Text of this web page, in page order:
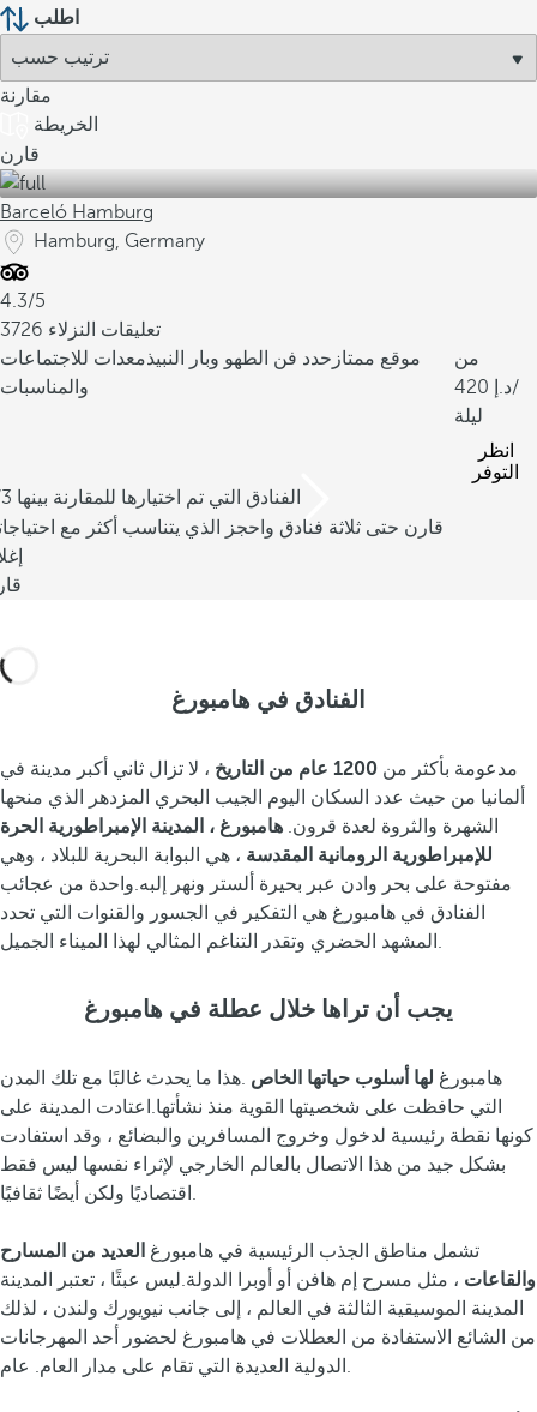
اطلب
مقارنة
الخريطة
قارن
Barceló Hamburg
Hamburg, Germany
4.3/5
3726 تعليقات النزلاء
موقع ممتاز حدد فن الطهو وبار النبيذمعدات للاجتماعات
والمناسبات
من
420
/
ليلة
انظر
التوفر
/3 الفنادق التي تم اختيارها للمقارنة بينها
قارن حتى ثلاثة فنادق واحجز الذي يتناسب أكثر مع
الفنادق في هامبورغ
مدعومة بأكثر من 1200 عام من التاريخ
، لا تزال ثاني أكبر مدينة في
ألمانيا من حيث عدد السكان اليوم الجيب البحري المزدهر الذي منحها
الشهرة والثروة لعدة قرون. هامبورغ ، المدينة الإمبراطورية الحرة
للإمبراطورية الرومانية المقدسة ، هي البوابة البحرية للبلاد ، وهي
مفتوحة على بحر وادن عبر بحيرة ألستر ونهر إلبه.واحدة من عجائب
الفنادق في هامبورغ هي التفكير في الجسور والقنوات التي تحدد
المشهد الحضري وتقدر التناغم المثالي لهذا الميناء الجميل.
يجب أن تراها خلال عطلة في هامبورغ
هامبورغ لها أسلوب حياتها الخاص .هذا ما يحدث غالبًا مع تلك المدن
التي حافظت على شخصيتها القوية منذ نشأتها.اعتادت المدينة على
كونها نقطة رئيسية لدخول وخروج المسافرين والبضائع ، وقد استفادت
بشكل جيد من هذا الاتصال بالعالم الخارجي لإثراء نفسها ليس فقط
اقتصاديًا ولكن أيضًا ثقافيًا.
تشمل مناطق الجذب الرئيسية في هامبورغ العديد من المسارح
والقاعات ، مثل مسرح إم هافن أو أوبرا الدولة.ليس عبثًا ، تعتبر المدينة
المدينة الموسيقية الثالثة في العالم ، إلى جانب نيويورك ولندن ، لذلك
من الشائع الاستفادة من العطلات في هامبورغ لحضور أحد المهرجانات
الدولية العديدة التي تقام على مدار العام. عام.